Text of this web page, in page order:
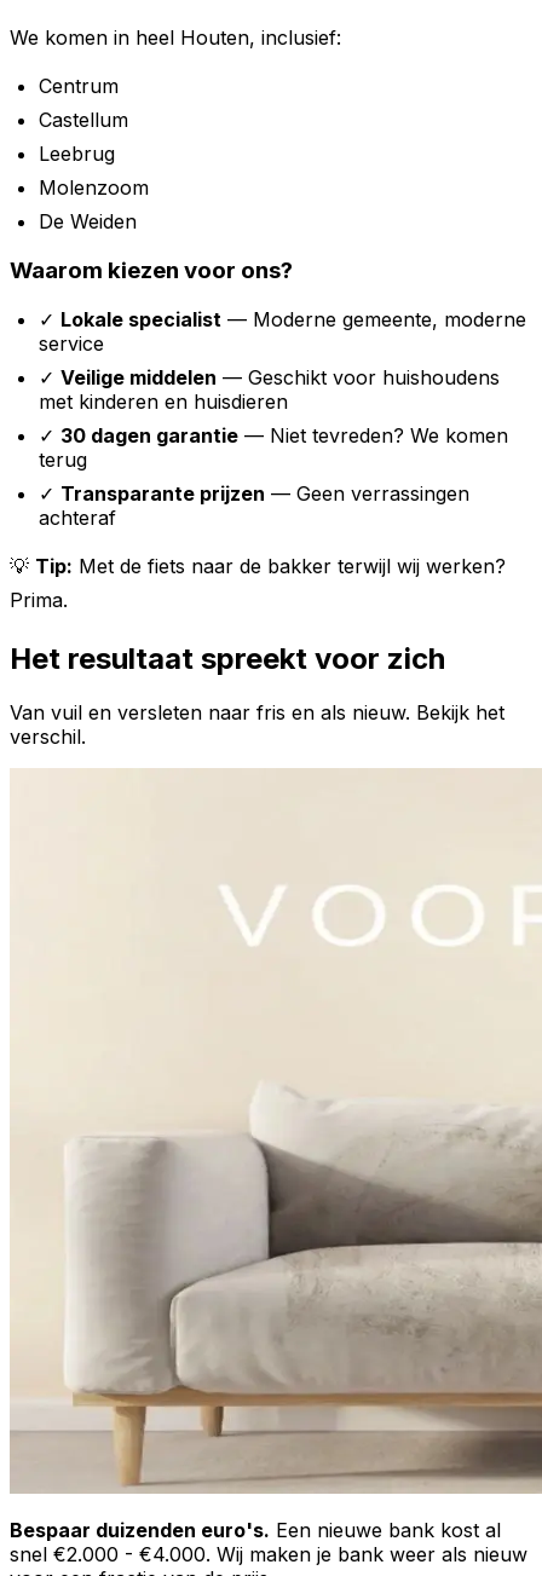
We komen in heel Houten, inclusief:
Centrum
Castellum
Leebrug
Molenzoom
De Weiden
Waarom kiezen voor ons?
✓ Lokale specialist — Moderne gemeente, moderne
service
✓ Veilige middelen — Geschikt voor huishoudens
met kinderen en huisdieren
✓ 30 dagen garantie — Niet tevreden? We komen
terug
✓ Transparante prijzen — Geen verrassingen
achteraf
💡 Tip: Met de fiets naar de bakker terwijl wij werken?
Prima.
Het resultaat spreekt voor zich
Van vuil en versleten naar fris en als nieuw. Bekijk het
verschil.
Bespaar duizenden euro's. Een nieuwe bank kost al
snel €2.000 - €4.000. Wij maken je bank weer als nieuw